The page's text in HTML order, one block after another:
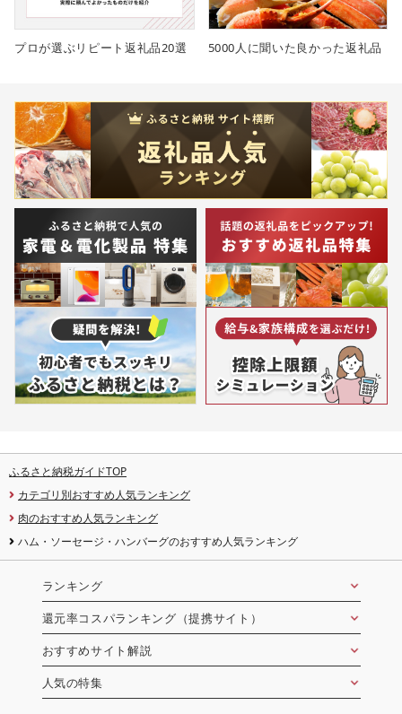
プロが選ぶリピート返礼品20選 5000人に聞いた良かった返礼品
ふるさと納税ガイドTOP
カテゴリ別おすすめ人気ランキング
肉のおすすめ人気ランキング
ハム・ソーセージ・ハンバーグのおすすめ人気ランキング
ランキング
還元率コスパランキング（提携サイト）
おすすめサイト解説
人気の特集